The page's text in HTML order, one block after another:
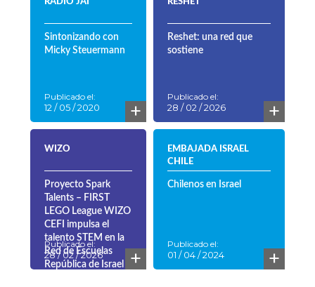
Sintonizando con
Micky Steuermann
Publicado el:
12 / 05 / 2020 +
Reshet: una red que
sostiene
Publicado el:
28 / 02 / 2026 +
WIZO
Proyecto Spark
Talents – FIRST
LEGO League WIZO
CEFI impulsa el
talento STEM en la
Red de Escuelas
República de Israel
Publicado el:
28 / 02 / 2026 +
EMBAJADA ISRAEL
CHILE
Chilenos en Israel
Publicado el:
01 / 04 / 2024 +